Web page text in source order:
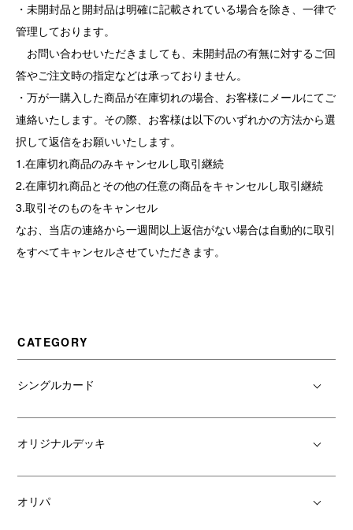
・未開封品と開封品は明確に記載されている場合を除き、一律で
管理しております。
お問い合わせいただきましても、未開封品の有無に対するご回
答やご注文時の指定などは承っておりません。
・万が一購入した商品が在庫切れの場合、お客様にメールにてご
連絡いたします。その際、お客様は以下のいずれかの方法から選
択して返信をお願いいたします。
1.在庫切れ商品のみキャンセルし取引継続
2.在庫切れ商品とその他の任意の商品をキャンセルし取引継続
3.取引そのものをキャンセル
なお、当店の連絡から一週間以上返信がない場合は自動的に取引
をすべてキャンセルさせていただきます。
CATEGORY
シングルカード
オリジナルデッキ
オリパ